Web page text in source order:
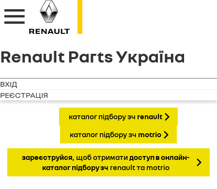
Renault Parts Україна
ВХІД
РЕЄСТРАЦІЯ
каталог підбору зч renault
каталог підбору зч motrio
зареєструйся, щоб отриматидоступ в онлайн-
каталог підбору зч renault та motrio